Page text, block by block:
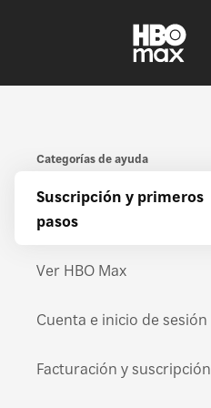
Categorías de ayuda
Suscripción y primeros
pasos
Ver HBO Max
Cuenta e inicio de sesión
Facturación y suscripción